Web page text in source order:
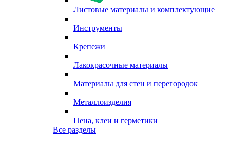
Листовые материалы и комплектующие
Инструменты
Крепежи
Лакокрасочные материалы
Материалы для стен и перегородок
Металлоизделия
Пена, клеи и герметики
Все разделы